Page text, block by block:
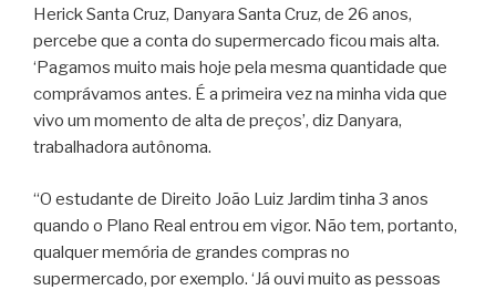
Herick Santa Cruz, Danyara Santa Cruz, de 26 anos,
percebe que a conta do supermercado ficou mais alta.
‘Pagamos muito mais hoje pela mesma quantidade que
comprávamos antes. É a primeira vez na minha vida que
vivo um momento de alta de preços’, diz Danyara,
trabalhadora autônoma.
“O estudante de Direito João Luiz Jardim tinha 3 anos
quando o Plano Real entrou em vigor. Não tem, portanto,
qualquer memória de grandes compras no
supermercado, por exemplo. ‘Já ouvi muito as pessoas